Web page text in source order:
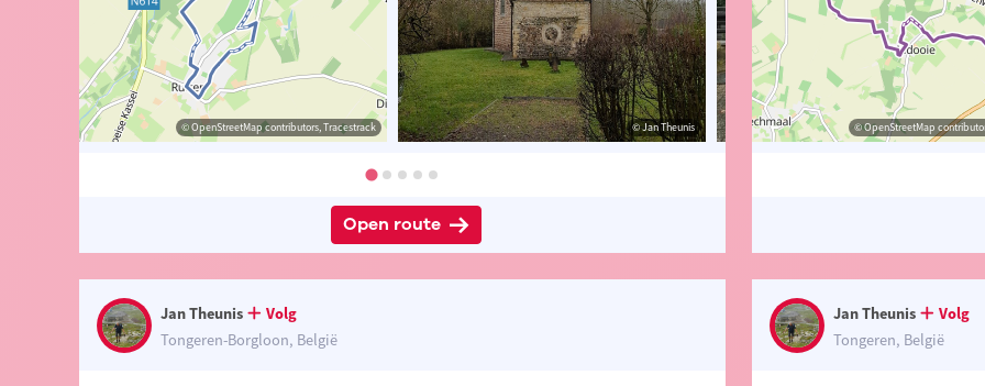
© OpenStreetMap contributors, Tracestrack © Jan Theunis © Jan
Open route
© Jan Theunis © Jan Theunis © Jan Theunis © OpenStreetMap
Jan Theunis
Volg
Tongeren-Borgloon, België
Jan Theunis
Volg
Tongeren, België